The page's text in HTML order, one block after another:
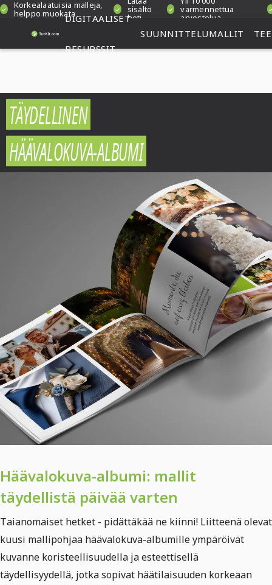
Korkealaatuisia malleja,
helppo muokata sisältö
heti
varmennettua
arvostelua
DIGITAALISET
RESURSSIT
SUUNNITTELUMALLIT
TÄYDELLINEN
HÄÄVALOKUVA-ALBUMI
Häävalokuva-albumi: mallit
täydellistä päivää varten
Taianomaiset hetket - pidättäkää ne kiinni! Liitteenä olevat
kuusi mallipohjaa häävalokuva-albumille ympäröivät
kuvanne koristeellisuudella ja esteettisellä
täydellisyydellä, jotka sopivat häätilaisuuden korkeaan